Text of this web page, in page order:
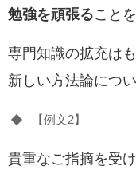
勉強を頑張ること
専門知識の拡充は
新しい方法論につ
【例文2】
貴重なご指摘を受